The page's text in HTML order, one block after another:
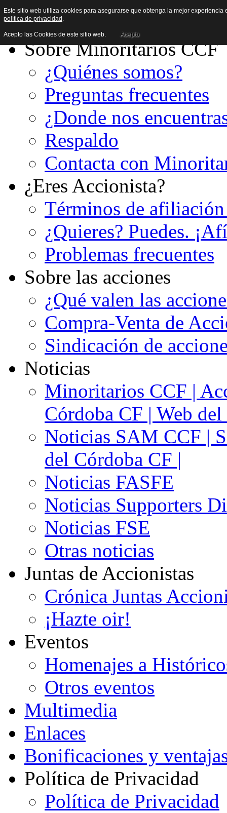
Sobre Minoritarios CCF
¿Quiénes somos?
Preguntas frecuentes
¿Donde nos
Respaldo
Contacta con
¿Eres Accionista?
Términos de
¿Quieres? Puedes.
Problemas frecuentes
Sobre las acciones
¿Qué valen las
Compra-Venta de
Sindicación de
Noticias
Minoritarios CCF |
Córdoba CF | Web
Noticias SAM CCF |
del Córdoba CF |
Noticias FASFE
Noticias Supporters
Noticias FSE
Otras noticias
Juntas de Accionistas
Crónica Juntas
¡Hazte oir!
Eventos
Homenajes a
Otros eventos
Multimedia
Enlaces
Bonificaciones y
Política de Privacidad
Política de Privacidad
Este sitio web utiliza cookies para asegurarse que obtenga la mejor
política de privacidad .
Acepto las Cookies de este sitio web. Acepto